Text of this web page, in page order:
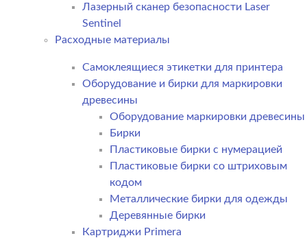
Лазерный сканер безопасности Laser
Sentinel
Расходные материалы
Самоклеящиеся этикетки для принтера
Оборудование и бирки для маркировки
древесины
Оборудование маркировки древесины
Бирки
Пластиковые бирки с нумерацией
Пластиковые бирки со штриховым
кодом
Металлические бирки для одежды
Деревянные бирки
Картриджи Primera